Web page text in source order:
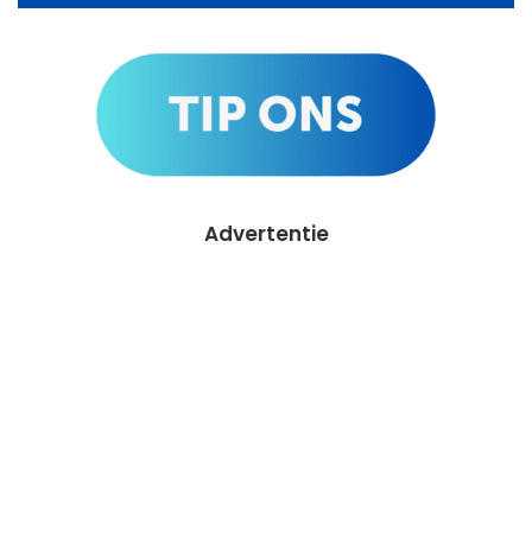
Advertentie